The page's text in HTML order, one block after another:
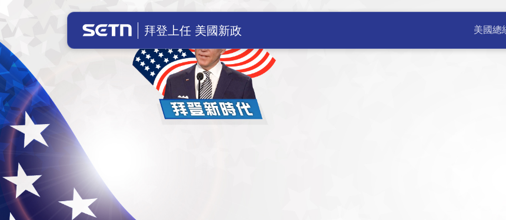
美國總統拜登上任！川普成立前總統辦公室 | 美國新聞 不
拜登上任 美國新政 美國總